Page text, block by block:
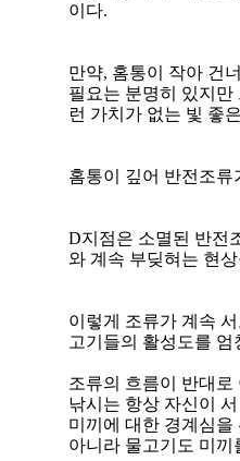
이다.
만약, 홈통이 작아 건
필요는 분명히 있지
런 가치가 없는 빛 좋
홈통이 깊어 반전조
D지점은 소멸된 반전
와 계속 부딪혀는 현
이렇게 조류가 계속
고기들의 활성도를
조류의 흐름이 반대
낚시는 항상 자신이
미끼에 대한 경계심을
아니라 물고기도 미